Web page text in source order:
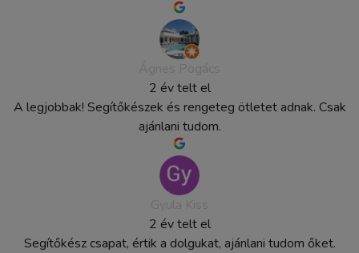
2 év telt el
A legjobbak! Segítőkészek és rengeteg ötletet adnak. Csak
ajánlani tudom.
2 év telt el
Segítőkész csapat, értik a dolgukat, ajánlani tudom őket.